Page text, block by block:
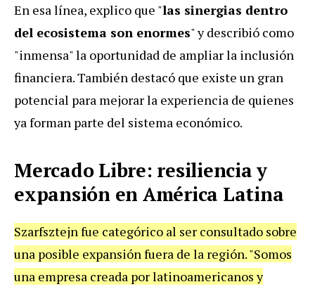
En esa línea, explico que "las sinergias dentro
del ecosistema son enormes" y describió como
"inmensa" la oportunidad de ampliar la inclusión
financiera. También destacó que existe un gran
potencial para mejorar la experiencia de quienes
ya forman parte del sistema económico.
Mercado Libre: resiliencia y
expansión en América Latina
Szarfsztejn fue categórico al ser consultado sobre
una posible expansión fuera de la región."Somos
una empresa creada por latinoamericanos y